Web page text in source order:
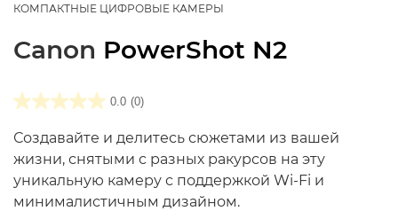
КОМПАКТНЫЕ ЦИФРОВЫЕ КАМЕРЫ
Canon PowerShot N2
0.0 (0)
Создавайте и делитесь сюжетами из вашей
жизни, снятыми с разных ракурсов на эту
уникальную камеру с поддержкой Wi-Fi и
минималистичным дизайном.